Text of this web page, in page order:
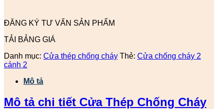
ĐĂNG KÝ TƯ VẤN SẢN PHẨM
TẢI BẢNG GIÁ
Danh mục: Cửa thép chống cháy Thẻ: Cửa chống cháy 2
cánh 2
Mô tả
Mô tả chi tiết Cửa Thép Chống Cháy